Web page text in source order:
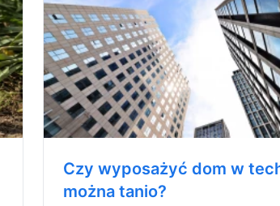
Czy wyposażyć dom w
można tanio?